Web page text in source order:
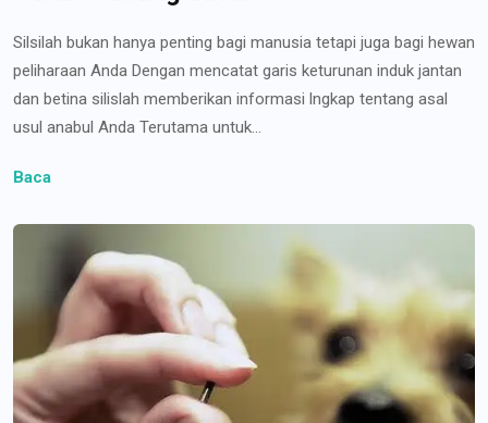
Silsilah bukan hanya penting bagi manusia tetapi juga bagi hewan
peliharaan Anda Dengan mencatat garis keturunan induk jantan
dan betina silislah memberikan informasi lngkap tentang asal
usul anabul Anda Terutama untuk...
Baca